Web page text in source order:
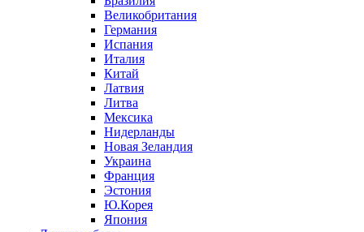
Великобритания
Германия
Испания
Италия
Китай
Латвия
Литва
Мексика
Нидерланды
Новая Зеландия
Украина
Франция
Эстония
Ю.Корея
Япония